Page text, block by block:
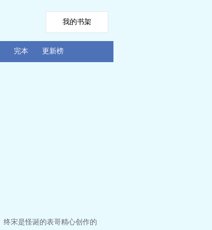
我的书架
完本 更新榜
宋是怪诞的表哥精心创作的